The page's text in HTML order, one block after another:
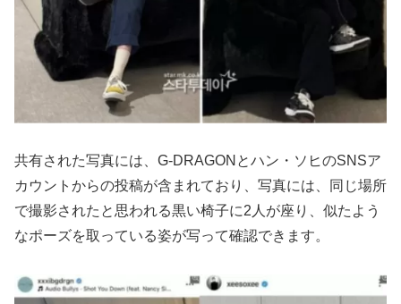
共有された写真には、G-DRAGONとハン・ソヒのSNSア
カウントからの投稿が含まれており、写真には、同じ場所
で撮影されたと思われる黒い椅子に2人が座り、似たよう
なポーズを取っている姿が写って確認できます。